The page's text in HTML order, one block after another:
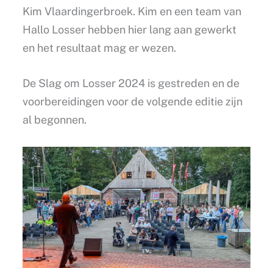
Kim Vlaardingerbroek. Kim en een team van
Hallo Losser hebben hier lang aan gewerkt
en het resultaat mag er wezen.
De Slag om Losser 2024 is gestreden en de
voorbereidingen voor de volgende editie zijn
al begonnen.